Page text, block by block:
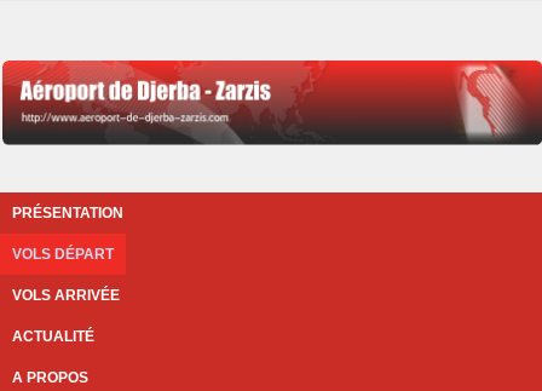
PRÉSENTATION
VOLS DÉPART
VOLS ARRIVÉE
ACTUALITÉ
A PROPOS